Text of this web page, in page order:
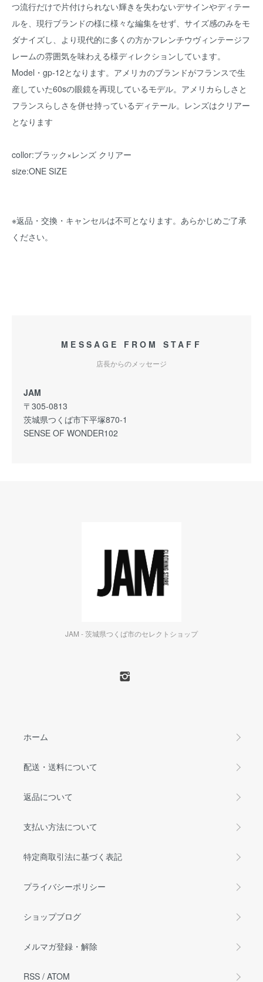
つ流行だけで片付けられない輝きを失わないデサインやディテー
ルを、現行ブランドの様に様々な編集をせず、サイズ感のみをモ
ダナイズし、より現代的に多くの方かフレンチウヴィンテージフ
レームの雰囲気を味わえる様ディレクションしています。
Model・gp-12となります。アメリカのブランドがフランスで生
産していた60sの眼鏡を再現しているモデル。アメリカらしさと
フランスらしさを併せ持っているディテール。レンズはクリアー
となります
collor:ブラック×レンズ クリアー
size:ONE SIZE
※返品・交換・キャンセルは不可となります。あらかじめご了承
ください。
MESSAGE FROM STAFF
店長からのメッセージ
JAM
〒305-0813
茨城県つくば市下平塚870-1
SENSE OF WONDER102
JAM - 茨城県つくば市のセレクトショップ
ホーム
配送・送料について
返品について
支払い方法について
特定商取引法に基づく表記
プライバシーポリシー
ショップブログ
メルマガ登録・解除
RSS / ATOM